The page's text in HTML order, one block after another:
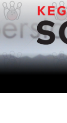
Springe
zum
Inhalt